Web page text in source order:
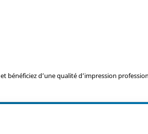
et bénéficiez d’une qualité d’impression